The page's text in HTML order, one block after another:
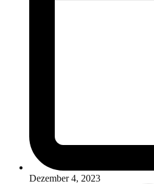
Dezember 4, 2023